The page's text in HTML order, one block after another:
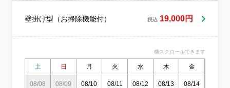
壁掛け型（お掃除機能付） 税込 19,000円
横スクロールできます
土 日 月 火 水 木 金
08/08
08/09
08/10
08/11
08/12
08/13
08/14